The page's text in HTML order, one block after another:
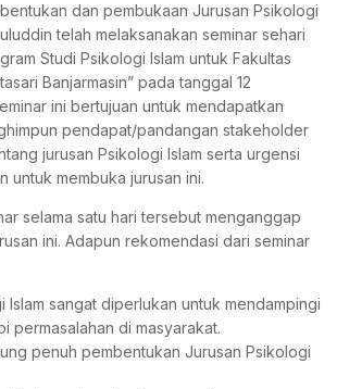
dan pembukaan Jurusan Psikologi
telah melaksanakan seminar sehari
Studi Psikologi Islam untuk Fakultas
Banjarmasin” pada tanggal 12
ini bertujuan untuk mendapatkan
pendapat/pandangan stakeholder
jurusan Psikologi Islam serta urgensi
untuk membuka jurusan ini.
selama satu hari tersebut menganggap
ini. Adapun rekomendasi dari seminar
Islam sangat diperlukan untuk mendampingi
permasalahan di masyarakat.
penuh pembentukan Jurusan Psikologi